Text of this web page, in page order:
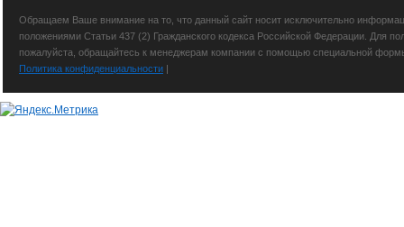
Обращаем Ваше внимание на то, что данный сайт носит исключительно
положениями Статьи 437 (2) Гражданского кодекса Российской Федерации. Для
пожалуйста, обращайтесь к менеджерам компании с помощью специальной
Политика конфиденциальности |